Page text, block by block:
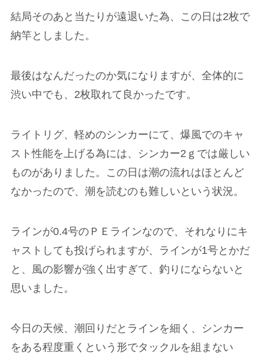
結局そのあと当たりが遠退いた為、この日は2枚で
納竿としました。
最後はなんだったのか気になりますが、全体的に
渋い中でも、2枚取れて良かったです。
ライトリグ、軽めのシンカーにて、爆風でのキャ
スト性能を上げる為には、シンカー2ｇでは厳しい
ものがありました。この日は潮の流れはほとんど
なかったので、潮を読むのも難しいという状況。
ラインが0.4号のＰＥラインなので、それなりにキ
ャストしても投げられますが、ラインが1号とかだ
と、風の影響が強く出すぎて、釣りにならないと
思いました。
今日の天候、潮回りだとラインを細く、シンカー
をある程度重くという形でタックルを組まない